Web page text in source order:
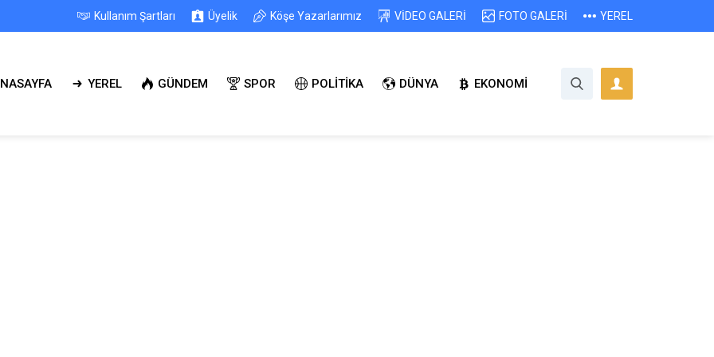
Kullanım Şartları Üyelik Köşe Yazarlarımız VİDEO GALERİ FOTO GALERİ YEREL
YEREL GÜNDEM SPOR POLİTİKA DÜNYA EKONOMİ